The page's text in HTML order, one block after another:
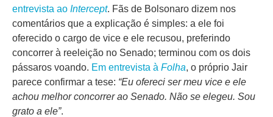
entrevista ao Intercept. Fãs de Bolsonaro dizem nos
comentários que a explicação é simples: a ele foi
oferecido o cargo de vice e ele recusou, preferindo
concorrer à reeleição no Senado; terminou com os dois
pássaros voando. Em entrevista à Folha , o próprio Jair
parece confirmar a tese: “Eu ofereci ser meu vice e ele
achou melhor concorrer ao Senado. Não se elegeu. Sou
grato a ele”.